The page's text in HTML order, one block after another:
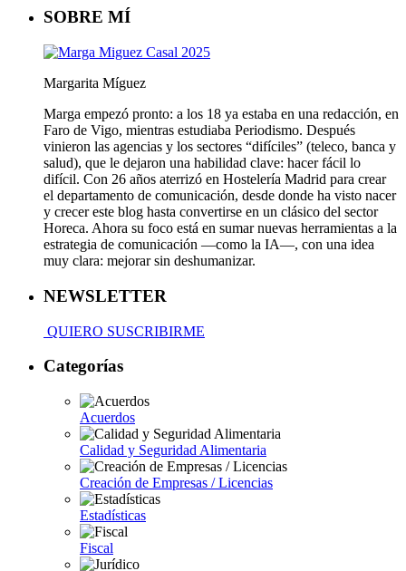
SOBRE MÍ
Margarita Míguez
Marga empezó pronto: a los 18 ya estaba en una redacción, en
Faro de Vigo, mientras estudiaba Periodismo. Después
vinieron las agencias y los sectores “difíciles” (teleco, banca y
salud), que le dejaron una habilidad clave: hacer fácil lo
difícil. Con 26 años aterrizó en Hostelería Madrid para crear
el departamento de comunicación, desde donde ha visto nacer
y crecer este blog hasta convertirse en un clásico del sector
Horeca. Ahora su foco está en sumar nuevas herramientas a la
estrategia de comunicación —como la IA—, con una idea
muy clara: mejorar sin deshumanizar.
NEWSLETTER
QUIERO SUSCRIBIRME
Categorías
Acuerdos
Calidad y Seguridad Alimentaria
Creación de Empresas / Licencias
Estadísticas
Fiscal